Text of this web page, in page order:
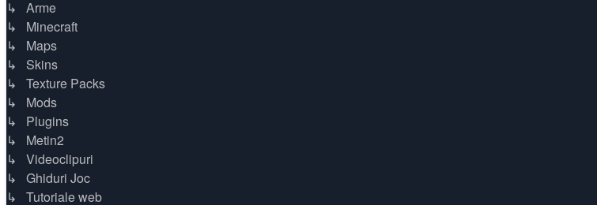
↳ Arme
↳ Minecraft
↳ Maps
↳ Skins
↳ Texture Packs
↳ Mods
↳ Plugins
↳ Metin2
↳ Videoclipuri
↳ Ghiduri Joc
↳ Tutoriale web